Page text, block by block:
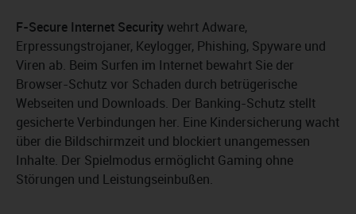
F-Secure Internet Security wehrt Adware,
Erpressungstrojaner, Keylogger, Phishing, Spyware und
Viren ab. Beim Surfen im Internet bewahrt Sie der
Browser-Schutz vor Schaden durch betrügerische
Webseiten und Downloads. Der Banking-Schutz stellt
gesicherte Verbindungen her. Eine Kindersicherung wacht
über die Bildschirmzeit und blockiert unangemessen
Inhalte. Der Spielmodus ermöglicht Gaming ohne
Störungen und Leistungseinbußen.